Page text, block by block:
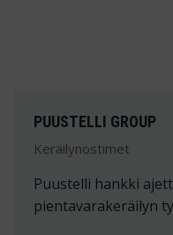
PUUSTELLI GROUP
Keräilynostimet
Puustelli hankki
pientavarakeräilyn